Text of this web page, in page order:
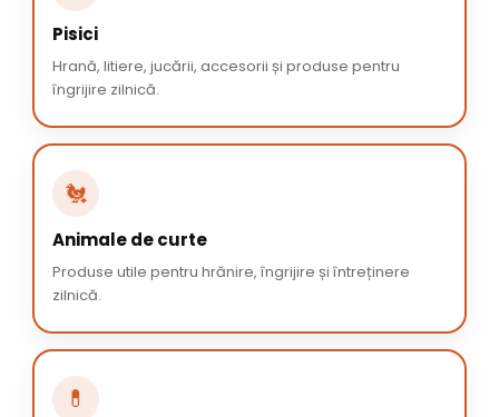
Pisici
Hrană, litiere, jucării, accesorii și produse pentru
îngrijire zilnică.
🐔
Animale de curte
Produse utile pentru hrănire, îngrijire și întreținere
zilnică.
💊